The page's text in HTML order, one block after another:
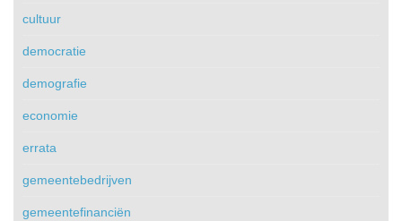
cultuur
democratie
demografie
economie
errata
gemeentebedrijven
gemeentefinanciën